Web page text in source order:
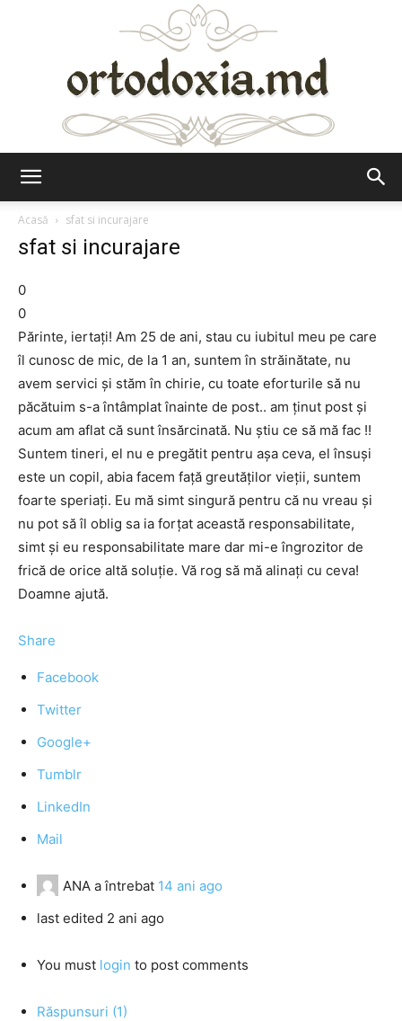
Acasă
sfat si incurajare
sfat si incurajare
0
0
Părinte, iertați! Am 25 de ani, stau cu iubitul meu pe care
îl cunosc de mic, de la 1 an, suntem în străinătate, nu
avem servici și stăm în chirie, cu toate eforturile să nu
păcătuim s-a întâmplat înainte de post.. am ținut post și
acum am aflat că sunt însărcinată. Nu știu ce să mă fac !!
Suntem tineri, el nu e pregătit pentru așa ceva, el însuși
este un copil, abia facem față greutăților vieții, suntem
foarte speriați. Eu mă simt singură pentru că nu vreau și
nu pot să îl oblig sa ia forțat această responsabilitate,
simt și eu responsabilitate mare dar mi-e îngrozitor de
frică de orice altă soluție. Vă rog să mă alinați cu ceva!
Doamne ajută.
Share
Facebook
Twitter
Google+
Tumblr
LinkedIn
Mail
ANA a întrebat 14 ani ago
last edited 2 ani ago
You must login to post comments
Răspunsuri (1)